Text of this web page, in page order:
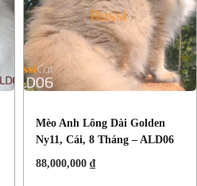
Mèo Anh Lông Dài Golden
Ny11, Cái, 8 Tháng – ALD06
88,000,000 ₫